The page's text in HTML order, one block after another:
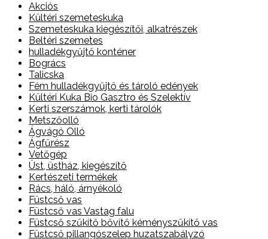
Akciós
Kültéri szemeteskuka
Szemeteskuka kiegészítői, alkatrészek
Beltéri szemetes
hulladékgyűjtő konténer
Bogrács
Talicska
Fém hulladékgyűjtő és tároló edények
Kültéri Kuka Bio Gasztro és Szelektív
Kerti szerszámok, kerti tárolók
Metszőolló
Ágvágó Olló
Ágfűrész
Vetőgép
Üst, üstház, kiegészítő
Kertészeti termékek
Rács, háló, árnyékoló
Füstcső vas
Füstcső vas Vastag falu
Füstcső szűkítő bővítő kéményszűkítő vas
Füstcső pillangószelep huzatszabályzó